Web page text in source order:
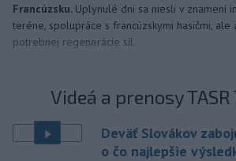
Francúzsku. Uplynulé dni sa niesli v znamení
teréne, spolupráce s francúzskymi hasičmi, ale
potrebnej regenerácie síl.
Videá a prenosy TASR
Deväť Slovákov
o čo najlepšie